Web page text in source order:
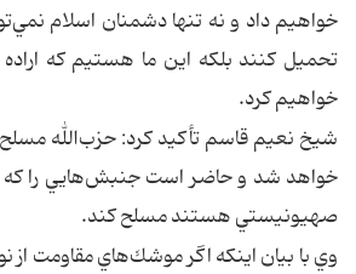
خواهيم داد و نه تنها دشمنان اسلام
تحميل كنند بلكه اين ما هستيم كه اراده
خواهيم كرد.
شيخ نعيم‌ قاسم تأكيد كرد: حزب‌الله
خواهد شد و حاضر است جنبش‌هايي را كه
صهيونيستي هستند مسلح كند.
وي با بيان اينكه اگر موشك‌هاي مقاومت از